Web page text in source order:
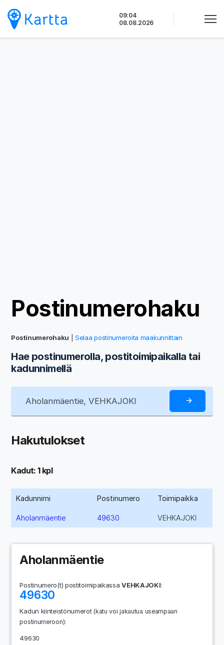
sisältöön
09:04
08.08.2026
Postinumerohaku
Postinumerohaku |Selaa postinumeroita maakunnittain
Hae postinumerolla, postitoimipaikalla tai
kadunnimellä
Hakutulokset
Kadut: 1 kpl
Kadunnimi Postinumero Toimipaikka
Aholanmäentie 49630 VEHKAJOKI
Aholanmäentie
Postinumero(t) postitoimipaikassaVEHKAJOKI:
49630
Kadun kiinteistönumerot(katu voi jakautua useampaan
postinumeroon):
49630